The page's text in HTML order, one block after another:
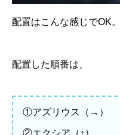
配置はこんな感じでOK。
配置した順番は、
①アズリウス（→）
②エクシア（↑）